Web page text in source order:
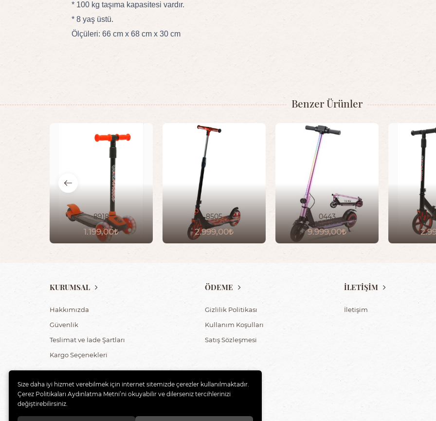
* 100 kg taşıma kapasitesi vardır.
* 8 yaş üstü.
Ölçüleri: 66 cm x 68 cm x 30 cm
Benzer Ürünler
8918
1.199,00
8505
2.999,00
0443
9.999,00
KURUMSAL
Hakkımızda
Güvenlik
Teslimat ve İade Şartları
Kargo Seçenekleri
ÖDEME
Gizlilik Politikası
Kullanım Koşulları
Satış Sözleşmesi
İLETİŞİM
İletişim
Size daha iyi hizmet verebilmek için internet sitemizde çerezler kullanılmaktadır.
Çerez Politikaları Aydınlatma Metni’ni okuyabilir ve dilerseniz tercihlerinizi
değiştirebilirsiniz.